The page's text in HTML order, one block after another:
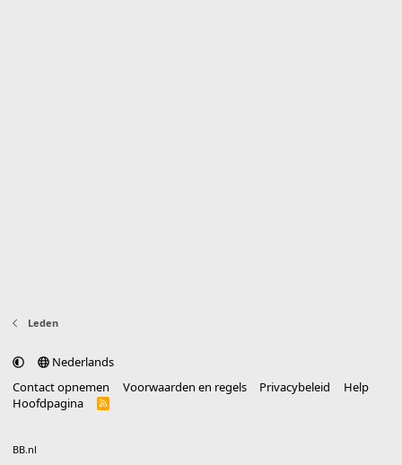
Leden
Nederlands
Contact opnemen
Voorwaarden en regels Privacybeleid
Help
Hoofdpagina
R
BB.nl